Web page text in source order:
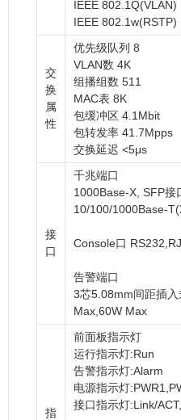
IEEE 802.1Q(VLAN)
IEEE 802.1w(RSTP)
交
换
属
性
优先级队列 8
VLAN数 4K
组播组数 511
MAC表 8K
包缓冲区 4.1Mbit
包转发率 41.7Mpps
交换延迟 <5μs
接
口
千兆端口
1000Base-X, SFP接
10/100/1000Base-
Console口
告警端口
3芯5.08mm间距插
Max,60W Max
指
前面板指示灯
运行指示灯:Run
告警指示灯:Alarm
电源指示灯
接口指示灯:Link/